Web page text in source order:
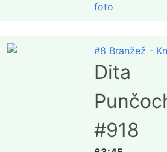
foto
#8 Branžež -
Dita
#918